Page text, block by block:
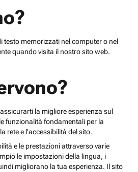
testo memorizzati nel computer o nel
quando visita il nostro sito web.
la migliore esperienza sul
funzionalità fondamentali per la
rete e l’accessibilità del sito.
e le prestazioni attraverso varie
le impostazioni della lingua, i
migliorano la tua esperienza. Il sito